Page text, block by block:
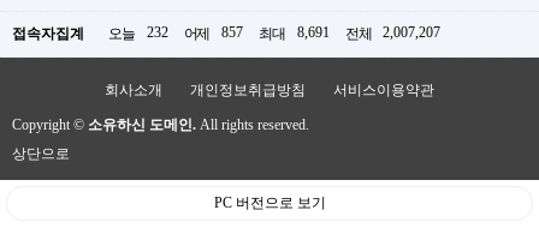
접속자집계 오늘 232 어제 857 최대 8,691 전체 2,007,207
회사소개 개인정보취급방침 서비스이용약관
Copyright © 소유하신 도메인. All rights reserved.
상단으로
PC 버전으로 보기